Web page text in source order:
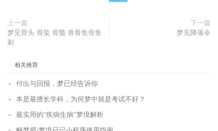
上一篇
梦见骨头 骨架 骨髓 兽骨鱼骨鱼
刺
下一篇
梦见降落伞
相关推荐
付出与回报，梦已经告诉你
本是最擅长学科，为何梦中就是考试不好？
最实用的“疾病生病”梦境解析